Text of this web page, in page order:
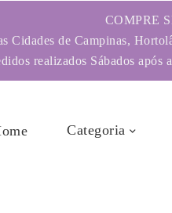
COMPRE
Cidades de Campinas,
realizados Sábados após
Categoria